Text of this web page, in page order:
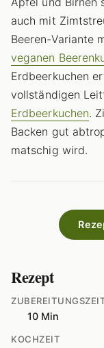
auch mit
Beeren-Variante
veganen
Erdbeerkuchen
vollständigen
Erdbeerkuchen.
Backen gut
matschig wird.
Rezept
10 Min
KOCHZEIT